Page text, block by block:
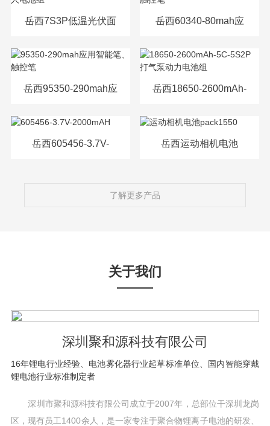
岳西7S3P低温光伏面 岳西60340-80mah应
岳西95350-290mah应 岳西18650-2600mAh-
电池组
岳西605456-3.7V- 岳西运动相机电池
了解更多产品
关于我们
深圳聚和源科技有限公司
16年锂电行业经验、电池雾化器行业起草标准单位、国内智能穿戴
锂电池行业标准制定者
深圳市聚和源科技有限公司成立于2007年，总部位干深圳龙岗
区，现有员工1400余人，是一家专注于聚合物锂离子电池的研发、